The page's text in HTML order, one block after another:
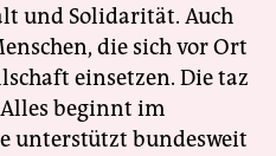
und Solidarität. Auch
die sich vor Ort
einsetzen. Die taz
beginnt im
unterstützt bundesweit